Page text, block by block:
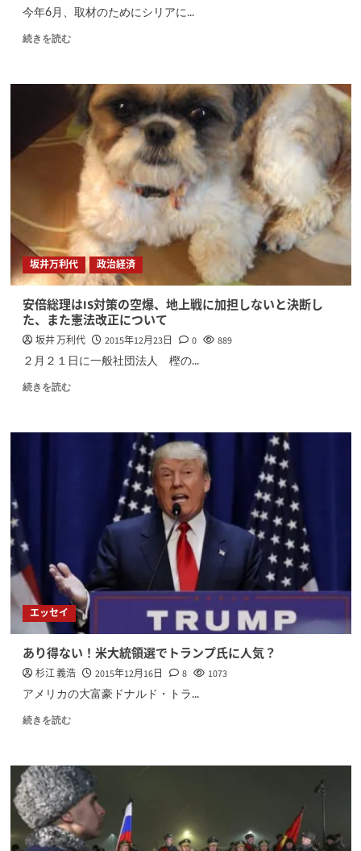
今年6月、取材のためにシリアに...
続きを読む
坂井万利代 政治経済
安倍総理はIS対策の空爆、地上戦に加担しないと決断し
た、また憲法改正について
坂井 万利代 2015年12月23日 0 889
２月２１日に一般社団法人 樫の...
続きを読む
エッセイ
あり得ない！米大統領選でトランプ氏に人気？
杉江 義浩 2015年12月16日 8 1073
アメリカの大富豪ドナルド・トラ...
続きを読む